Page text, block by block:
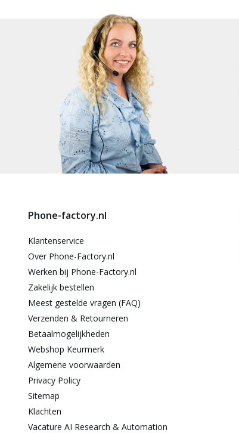
Phone-factory.nl
Klantenservice
Over Phone-Factory.nl
Werken bij Phone-Factory.nl
Zakelijk bestellen
Meest gestelde vragen (FAQ)
Verzenden & Retourneren
Betaalmogelijkheden
Webshop Keurmerk
Algemene voorwaarden
Privacy Policy
Sitemap
Klachten
Vacature AI Research & Automation